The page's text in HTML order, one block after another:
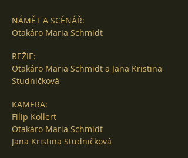
NÁMĚT A SCÉNÁŘ:
Otakáro Maria Schmidt
REŽIE:
Otakáro Maria Schmidt a Jana Kristina
Studničková
KAMERA:
Filip Kollert
Otakáro Maria Schmidt
Jana Kristina Studničková